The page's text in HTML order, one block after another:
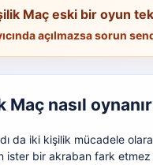
Maç eski bir oyun
açılmazsa sorun
Maç nasıl
da iki kişilik mücadele
ister bir akraban fark etmez